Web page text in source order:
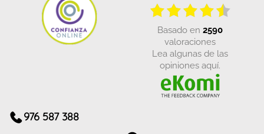
basado en 2590
valoraciones
Lea algunas de las
opiniones aquí.
976 587 388